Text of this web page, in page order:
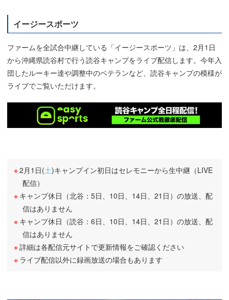
イージースポーツ
ファームを全試合中継している「イージースポーツ」は、2月1日
から沖縄県読谷村で行う読谷キャンプをライブ配信します。今年入
団したルーキー達や調整中のベテランなど、読谷キャンプの模様が
ライブでご覧いただけます。
2月1日(土)キャンプイン初日はセレモニーから生中継（LIVE
配信）
キャンプ休日（北谷：5日、10日、14日、21日）の放送、配
信はありません
キャンプ休日（読谷：6日、10日、14日、21日）の放送、配
信はありません
詳細は各配信元サイトで更新情報をご確認ください
ライブ配信以外に録画放送の場合もあります